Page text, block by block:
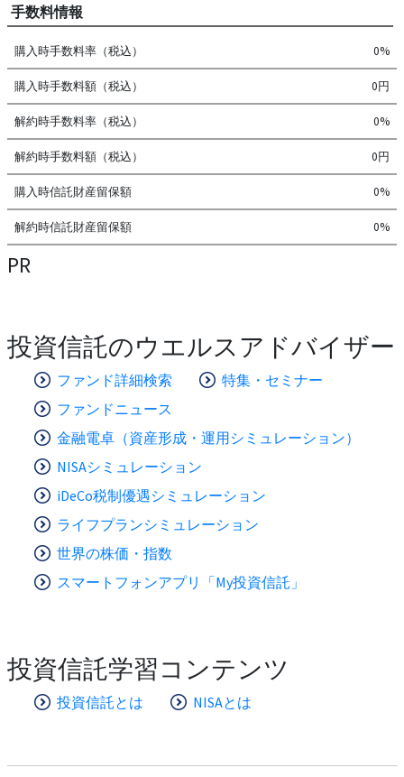
手数料情報
購入時手数料率（税込） 0%
購入時手数料額（税込） 0円
解約時手数料率（税込） 0%
解約時手数料額（税込） 0円
購入時信託財産留保額 0%
解約時信託財産留保額 0%
PR
投資信託のウエルスアドバイザー
ファンド詳細検索
特集・セミナー
ファンドニュース
金融電卓（資産形成・運用シミュレーション）
NISAシミュレーション
iDeCo税制優遇シミュレーション
ライフプランシミュレーション
世界の株価・指数
スマートフォンアプリ「My投資信託」
投資信託学習コンテンツ
投資信託とは NISAとは